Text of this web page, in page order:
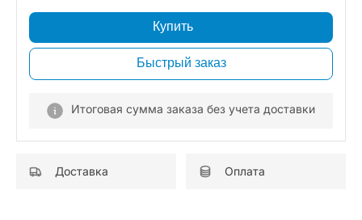
Купить
Быстрый заказ
Итоговая сумма заказа без учета доставки
Доставка Оплата